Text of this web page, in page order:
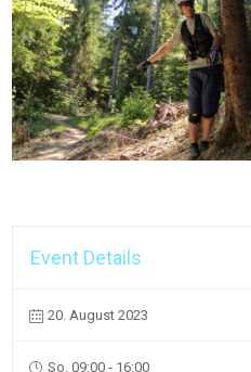
Event Details
20. August 2023
So. 09:00 - 16:00